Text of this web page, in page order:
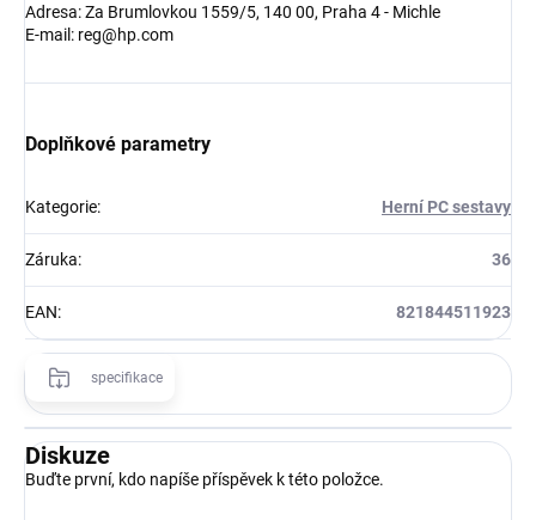
Adresa: Za Brumlovkou 1559/5, 140 00, Praha 4 - Michle
E-mail: reg@hp.com
Doplňkové parametry
Kategorie: Herní PC sestavy
Záruka: 36
EAN: 821844511923
specifikace
Diskuze
Buďte první, kdo napíše příspěvek k této položce.